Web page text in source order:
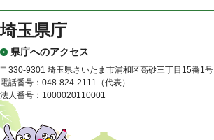
埼玉県庁
県庁へのアクセス
〒330-9301 埼玉県さいたま市浦和区高砂三丁目15番1号
電話番号：048-824-2111（代表）
法人番号：1000020110001